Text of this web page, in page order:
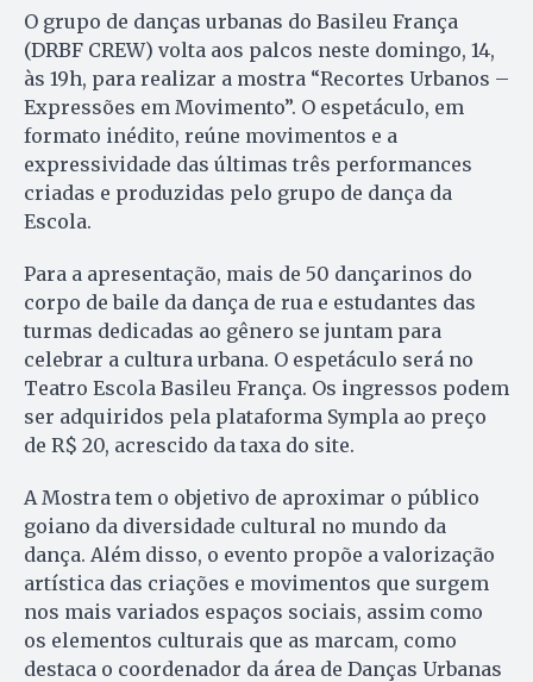
O grupo de danças urbanas do Basileu França
(DRBF CREW) volta aos palcos neste domingo, 14,
às 19h, para realizar a mostra “Recortes Urbanos –
Expressões em Movimento”. O espetáculo, em
formato inédito, reúne movimentos e a
expressividade das últimas três performances
criadas e produzidas pelo grupo de dança da
Escola.
Para a apresentação, mais de 50 dançarinos do
corpo de baile da dança de rua e estudantes das
turmas dedicadas ao gênero se juntam para
celebrar a cultura urbana. O espetáculo será no
Teatro Escola Basileu França. Os ingressos podem
ser adquiridos pela plataforma Sympla ao preço
de R$ 20, acrescido da taxa do site.
A Mostra tem o objetivo de aproximar o público
goiano da diversidade cultural no mundo da
dança. Além disso, o evento propõe a valorização
artística das criações e movimentos que surgem
nos mais variados espaços sociais, assim como
os elementos culturais que as marcam, como
destaca o coordenador da área de Danças Urbanas